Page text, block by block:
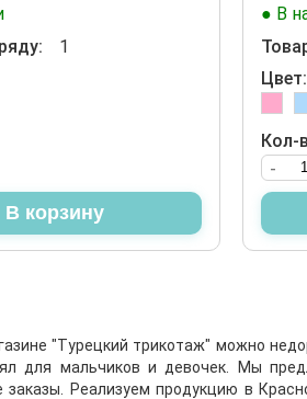
1
В корзину
● В
Цвет:
Кол-
-
"Турецкий трикотаж" можно
для мальчиков и девочек. Мы
заказы. Реализуем продукцию в